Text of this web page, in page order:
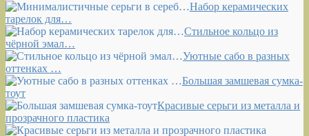
Набор керамических
тарелок для…
Стильное кольцо из
чёрной эмал…
Уютные сабо в разных
оттенках …
Большая замшевая сумка-
тоут
Красивые серьги из металла и
прозрачного пластика